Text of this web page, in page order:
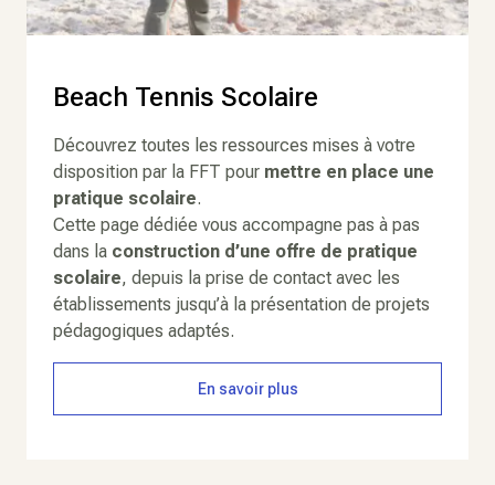
Beach Tennis Scolaire
Découvrez toutes les ressources mises à votre
disposition par la FFT pour mettre en place une
pratique scolaire.
Cette page dédiée vous accompagne pas à pas
dans la construction d’une offre de pratique
scolaire, depuis la prise de contact avec les
établissements jusqu’à la présentation de projets
pédagogiques adaptés.
En savoir plus